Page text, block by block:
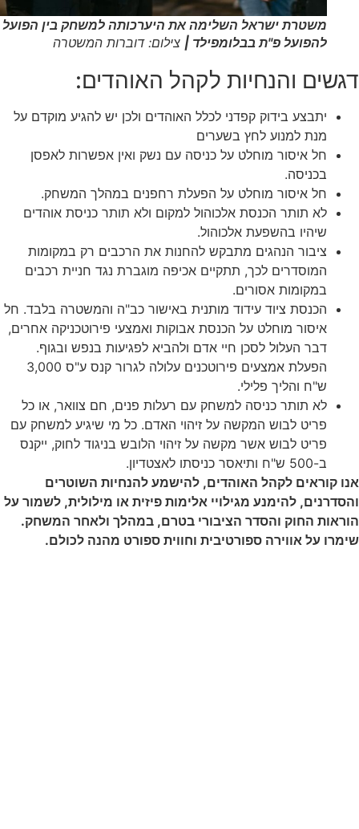
משטרת ישראל השלימה את היערכותה למשחק בין הפועל ת"א
להפועל פ"ת בבלומפילד |צילום: דוברות המשטרה
והנחיות לקהל האוהדים:
יתבצע בידוק קפדני לכלל האוהדים ולכן יש להגיע מוקדם על
מנת למנוע לחץ בשערים
חל איסור מוחלט על כניסה עם נשק ואין אפשרות לאפסן
בכניסה.
חל איסור מוחלט על הפעלת רחפנים במהלך המשחק.
לא תותר הכנסת אלכוהול למקום ולא תותר כניסת אוהדים
שיהיו בהשפעת אלכוהול.
ציבור הנהגים מתבקש להחנות את הרכבים רק במקומות
המוסדרים לכך, תתקיים אכיפה מוגברת נגד חניית רכבים
במקומות אסורים.
הכנסת ציוד עידוד מותנית באישור כב"ה והמשטרה בלבד. חל
איסור מוחלט על הכנסת אבוקות ואמצעי פירוטכניקה אחרים,
דבר העלול לסכן חיי אדם ולהביא לפגיעות בנפש ובגוף.
הפעלת אמצעים פירוטכנים עלולה לגרור קנס ע"ס 3,000
ש"ח והליך פלילי.
לא תותר כניסה למשחק עם רעלות פנים, חם צוואר, או כל
פריט לבוש המקשה על זיהוי האדם. כל מי שיגיע למשחק עם
פריט לבוש אשר מקשה על זיהוי הלובש בניגוד לחוק, ייקנס
לקהל האוהדים, להישמע להנחיות השוטרים
להימנע מגילויי אלימות פיזית או מילולית, לשמור על
החוק והסדר הציבורי בטרם, במהלך ולאחר המשחק.
על אווירה ספורטיבית וחווית ספורט מהנה לכולם.